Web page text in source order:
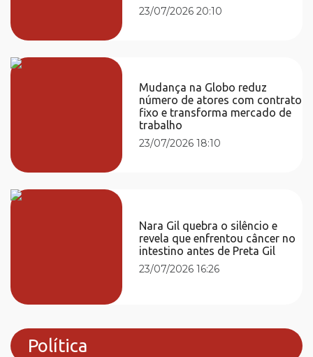
23/07/2026 20:10
Mudança na Globo reduz
número de atores com contrato
fixo e transforma mercado de
trabalho
23/07/2026 18:10
Nara Gil quebra o silêncio e
revela que enfrentou câncer no
intestino antes de Preta Gil
23/07/2026 16:26
Política